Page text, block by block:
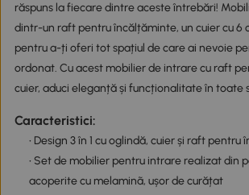
răspuns la fiecare dintre aceste întrebări!
dintr-un raft pentru încălțăminte, un cuier cu 6
pentru a-ți oferi tot spațiul de care ai nevoie
ordonat. Cu acest mobilier de intrare cu raft
cuier, aduci eleganță și funcționalitate în toate
Caracteristici:
• Design 3 în 1 cu oglindă, cuier și raft pentru
• Set de mobilier pentru intrare realizat din
acoperite cu melaminã, ușor de curățat